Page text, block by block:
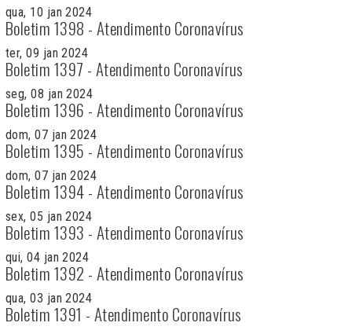
qua, 10 jan 2024
Boletim 1398 - Atendimento Coronavírus
ter, 09 jan 2024
Boletim 1397 - Atendimento Coronavírus
seg, 08 jan 2024
Boletim 1396 - Atendimento Coronavírus
dom, 07 jan 2024
Boletim 1395 - Atendimento Coronavírus
dom, 07 jan 2024
Boletim 1394 - Atendimento Coronavírus
sex, 05 jan 2024
Boletim 1393 - Atendimento Coronavírus
qui, 04 jan 2024
Boletim 1392 - Atendimento Coronavírus
qua, 03 jan 2024
Boletim 1391 - Atendimento Coronavírus